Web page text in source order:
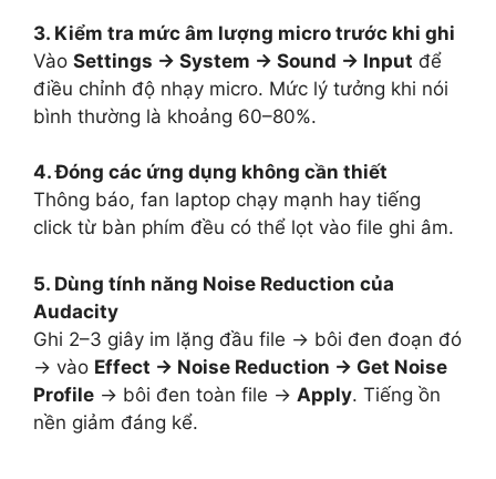
3. Kiểm tra mức âm lượng micro trước khi ghi
Vào Settings → System → Sound → Input để
điều chỉnh độ nhạy micro. Mức lý tưởng khi nói
bình thường là khoảng 60–80%.
4. Đóng các ứng dụng không cần thiết
Thông báo, fan laptop chạy mạnh hay tiếng
click từ bàn phím đều có thể lọt vào file ghi âm.
5. Dùng tính năng Noise Reduction của
Audacity
Ghi 2–3 giây im lặng đầu file → bôi đen đoạn đó
→ vào Effect → Noise Reduction → Get Noise
Profile → bôi đen toàn file → Apply. Tiếng ồn
nền giảm đáng kể.